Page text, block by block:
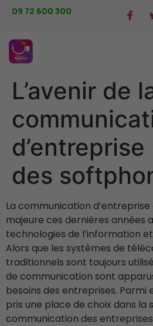
09 72 600 300
L’avenir de
d’entreprise
des
La communication
majeure ces dernières années
technologies de l’information
Alors que les systèmes de
traditionnels sont toujours
de communication sont
besoins des entreprises. Parmi
pris une place de choix dans la
communication des